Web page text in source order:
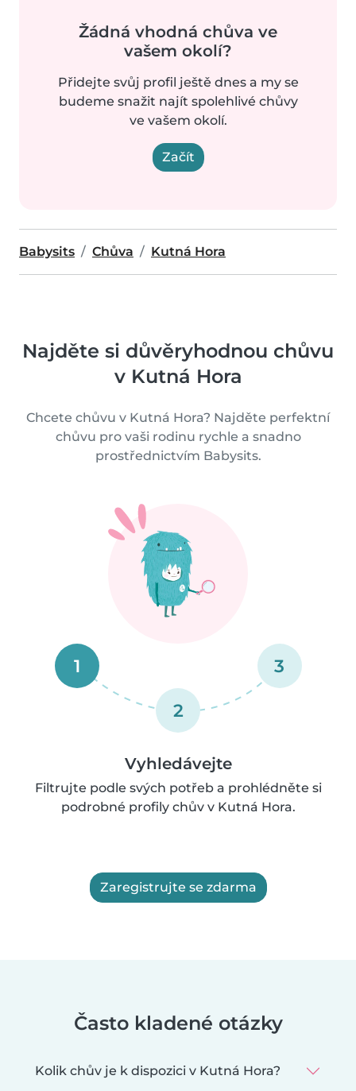
Žádná vhodná chůva ve
vašem okolí?
Přidejte svůj profil ještě dnes a my se
budeme snažit najít spolehlivé chůvy
ve vašem okolí.
Začít
Babysits Chůva Kutná Hora
Najděte si důvěryhodnou chůvu
v Kutná Hora
Chcete chůvu v Kutná Hora? Najděte perfektní
chůvu pro vaši rodinu rychle a snadno
prostřednictvím Babysits.
1
2
3
Vyhledávejte
Filtrujte podle svých potřeb a prohlédněte si
podrobné profily chův v Kutná Hora.
Zaregistrujte se zdarma
Často kladené otázky
Kolik chův je k dispozici v Kutná Hora?